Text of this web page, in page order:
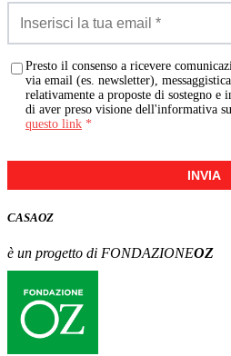
Presto il consenso a ricevere
via email (es. newsletter),
relativamente a proposte di sostegno
di aver preso visione dell'informativa
questo link *
INVIA
CASAOZ
è un progetto di FONDAZIONEOZ